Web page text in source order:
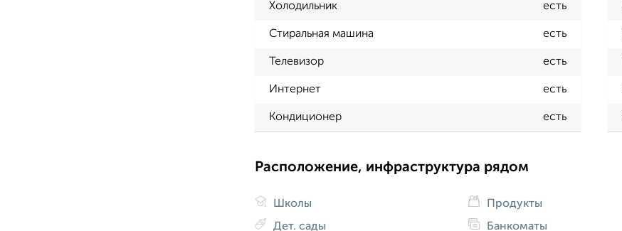
Холодильник есть
Стиральная машина есть
Телевизор есть
Интернет есть
Кондиционер есть
Расположение, инфраструктура рядом
Школы
Дет. сады
Продукты
Банкоматы